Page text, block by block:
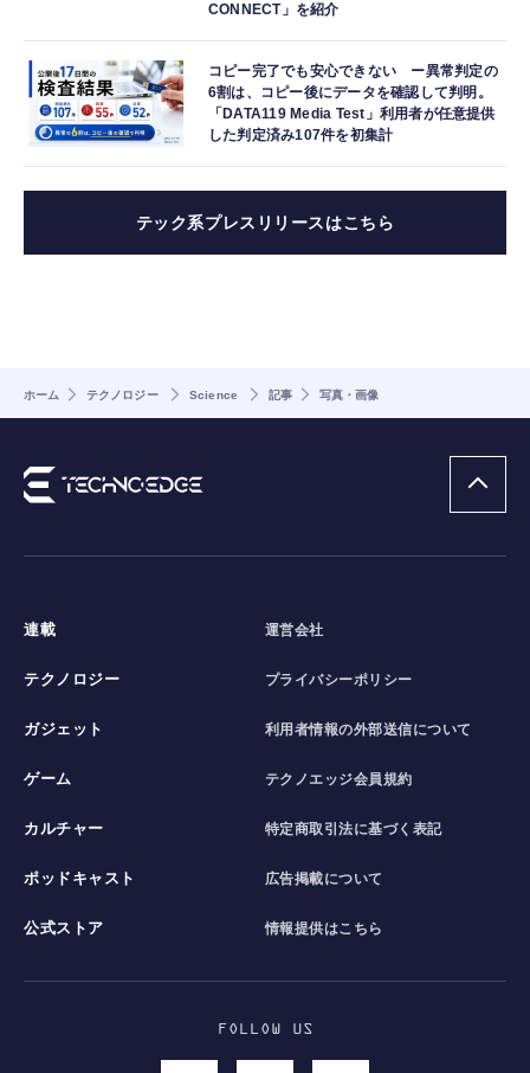
CONNECT」を紹介
コピー完了でも安心できない ー異常判定の
6割は、コピー後にデータを確認して判明。
「DATA119 Media Test」利用者が任意提供
した判定済み107件を初集計
テック系プレスリリースはこちら
ホーム テクノロジー Science 記事 写真・画像
連載
テクノロジー
ガジェット
ゲーム
カルチャー
ポッドキャスト
公式ストア
運営会社
プライバシーポリシー
利用者情報の外部送信について
テクノエッジ会員規約
特定商取引法に基づく表記
広告掲載について
情報提供はこちら
FOLLOW US